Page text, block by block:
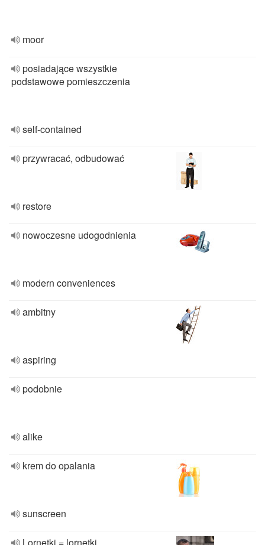
moor
posiadające wszystkie
podstawowe pomieszczenia
self-contained
przywracać, odbudować
restore
nowoczesne udogodnienia
modern conveniences
ambitny
aspiring
podobnie
alike
krem do opalania
sunscreen